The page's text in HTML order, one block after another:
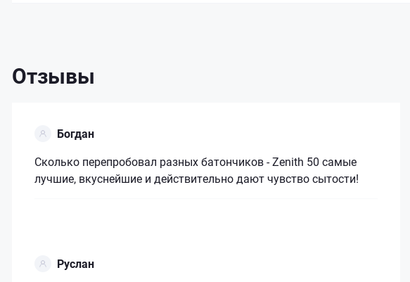
Отзывы
Богдан
Сколько перепробовал разных батончиков - Zenith 50 самые
лучшие, вкуснейшие и действительно дают чувство сытости!
Руслан